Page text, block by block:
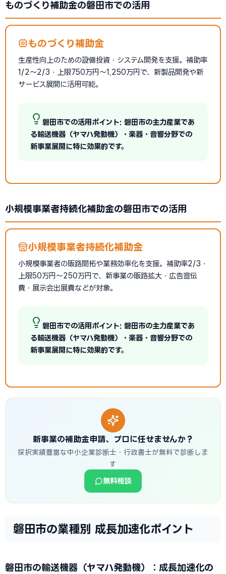
ものづくり補助金の磐田市での活用
ものづくり補助金
生産性向上のための設備投資・システム開発を支援。補助率
1/2〜2/3・上限750万円〜1,250万円で、新製品開発や新
サービス展開に活用可能。
磐田市での活用ポイント: 磐田市の主力産業であ
る輸送機器（ヤマハ発動機）・楽器・音響分野での
新事業展開に特に効果的です。
小規模事業者持続化補助金の磐田市での活用
小規模事業者持続化補助金
小規模事業者の販路開拓や業務効率化を支援。補助率2/3・
上限50万円〜250万円で、新事業の販路拡大・広告宣伝
費・展示会出展費などが対象。
磐田市での活用ポイント: 磐田市の主力産業であ
る輸送機器（ヤマハ発動機）・楽器・音響分野での
新事業展開に特に効果的です。
新事業の補助金申請、プロに任せませんか？
採択実績豊富な中小企業診断士・行政書士が無料で診断しま
す
無料相談
磐田市の業種別 成長加速化ポイント
磐田市の輸送機器（ヤマハ発動機）：成長加速化の